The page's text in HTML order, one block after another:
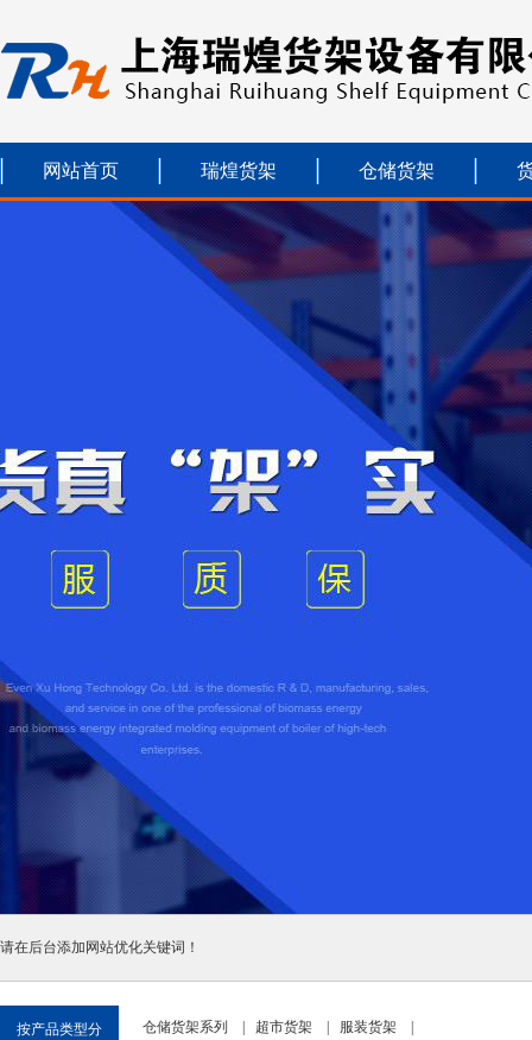
网站首页 瑞煌货架 仓储货架
请在后台添加网站优化关键词！
按产品类型分 仓储货架系列 超市货架 服装货架